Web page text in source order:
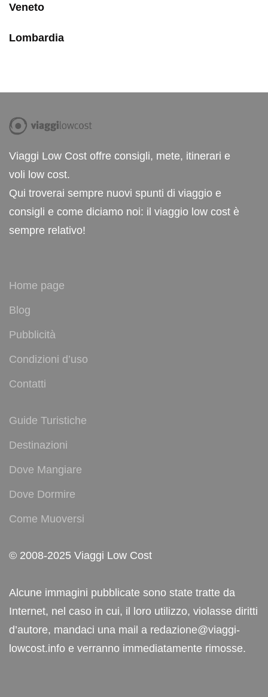
Veneto
Lombardia
Viaggi Low Cost offre consigli, mete, itinerari e
voli low cost.
Qui troverai sempre nuovi spunti di viaggio e
consigli e come diciamo noi: il viaggio low cost è
sempre relativo!
Home page
Blog
Pubblicità
Condizioni d’uso
Contatti
Guide Turistiche
Destinazioni
Dove Mangiare
Dove Dormire
Come Muoversi
© 2008-2025 Viaggi Low Cost
Alcune immagini pubblicate sono state tratte da
Internet, nel caso in cui, il loro utilizzo, violasse diritti
d’autore, mandaci una mail a redazione@viaggi-
lowcost.info e verranno immediatamente rimosse.